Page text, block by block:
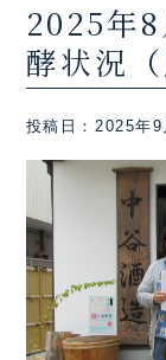
2025年
酵状況（
投稿日：2025年9